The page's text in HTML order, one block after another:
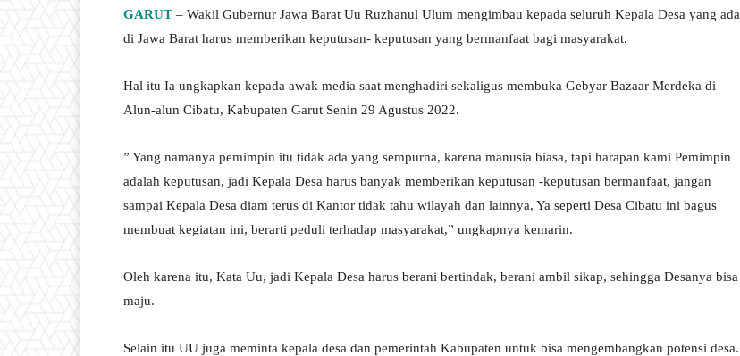
GARUT – Wakil Gubernur Jawa Barat Uu Ruzhanul Ulum mengimbau kepada seluruh Kepala Desa yang ada
di Jawa Barat harus memberikan keputusan- keputusan yang bermanfaat bagi masyarakat.
Hal itu Ia ungkapkan kepada awak media saat menghadiri sekaligus membuka Gebyar Bazaar Merdeka di
Alun-alun Cibatu, Kabupaten Garut Senin 29 Agustus 2022.
” Yang namanya pemimpin itu tidak ada yang sempurna, karena manusia biasa, tapi harapan kami Pemimpin
adalah keputusan, jadi Kepala Desa harus banyak memberikan keputusan -keputusan bermanfaat, jangan
sampai Kepala Desa diam terus di Kantor tidak tahu wilayah dan lainnya, Ya seperti Desa Cibatu ini bagus
membuat kegiatan ini, berarti peduli terhadap masyarakat,” ungkapnya kemarin.
Oleh karena itu, Kata Uu, jadi Kepala Desa harus berani bertindak, berani ambil sikap, sehingga Desanya bisa
maju.
Selain itu UU juga meminta kepala desa dan pemerintah Kabupaten untuk bisa mengembangkan potensi desa.